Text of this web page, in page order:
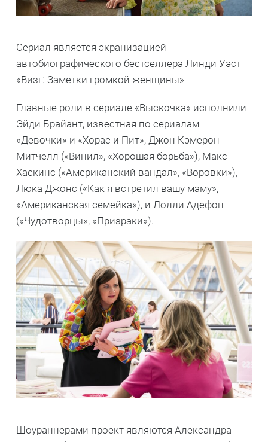
Сериал является экранизацией
автобиографического бестселлера Линди Уэст
«Визг: Заметки громкой женщины»
Главные роли в сериале «Выскочка» исполнили
Эйди Брайант, известная по сериалам
«Девочки» и «Хорас и Пит», Джон Кэмерон
Митчелл («Винил», «Хорошая борьба»), Макс
Хаскинс («Американский вандал», «Воровки»),
Люка Джонс («Как я встретил вашу маму»,
«Американская семейка»), и Лолли Адефоп
(«Чудотворцы», «Призраки»).
Шоураннерами проект являются Александра